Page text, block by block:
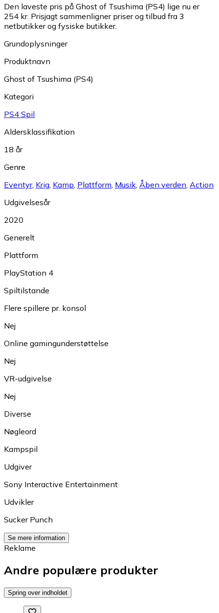
Den laveste pris på Ghost of Tsushima (PS4) lige nu er
254 kr. Prisjagt sammenligner priser og tilbud fra 3
netbutikker og fysiske butikker.
Grundoplysninger
Produktnavn
Ghost of Tsushima (PS4)
Kategori
PS4 Spil
Aldersklassifikation
18 år
Genre
Eventyr, Krig, Kamp, Plattform, Musik, Åben verden, Action
Udgivelsesår
2020
Generelt
Plattform
PlayStation 4
Spiltilstande
Flere spillere pr. konsol
Nej
Online gamingunderstøttelse
Nej
VR-udgivelse
Nej
Diverse
Nøgleord
Kampspil
Udgiver
Sony Interactive Entertainment
Udvikler
Sucker Punch
Se mere information
Reklame
Andre populære produkter
Spring over indholdet